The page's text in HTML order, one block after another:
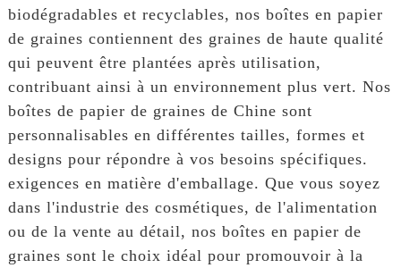
biodégradables et recyclables, nos boîtes en papier
de graines contiennent des graines de haute qualité
qui peuvent être plantées après utilisation,
contribuant ainsi à un environnement plus vert. Nos
boîtes de papier de graines de Chine sont
personnalisables en différentes tailles, formes et
designs pour répondre à vos besoins spécifiques.
exigences en matière d'emballage. Que vous soyez
dans l'industrie des cosmétiques, de l'alimentation
ou de la vente au détail, nos boîtes en papier de
graines sont le choix idéal pour promouvoir à la